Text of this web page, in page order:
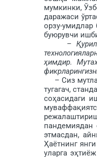
мумкинки,
даражаси
орзу-
буюрувчи
–
ҳимдир.
– Сиз
тугагач,
соҳасидаги
этмасдан,
Ҳаётнинг
уларга